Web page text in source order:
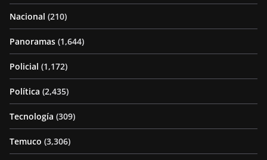
Nacional (210)
Panoramas (1,644)
Policial (1,172)
Política (2,435)
Tecnología (309)
Temuco (3,306)